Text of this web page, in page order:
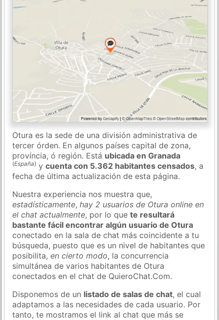
Otura es la sede de una división administrativa de
tercer órden. En algunos países capital de zona,
província, ó región. Está ubicada en Granada
(España) ycuenta con 5.362 habitantes censados, a
fecha de última actualización de esta página.
Nuestra experiencia nos muestra que,
estadísticamente,hay 2 usuarios de Otura online en
el chat actualmente, por lo quete resultará
bastante fácil encontrar algún usuario de Otura
conectado en la sala de chat más coincidente a tu
búsqueda, puesto que es un nivel de habitantes que
posibilita,en cierto modo, la concurrencia
simultánea de varios habitantes de Otura
conectados en el chat de QuieroChat.Com.
Disponemos de un listado de salas de chat, el cual
adaptamos a las necesidades de cada usuario. Por
tanto, te mostramos el link al chat que más se